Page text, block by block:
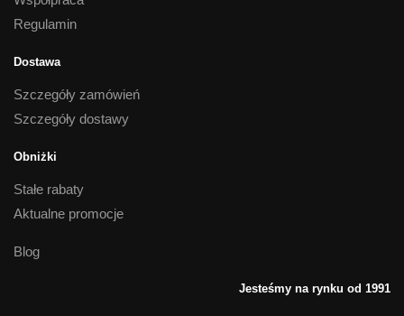
Regulamin
Dostawa
Szczegóły zamówień
Szczegóły dostawy
Obniżki
Stałe rabaty
Aktualne promocje
Blog
Jesteśmy na rynku od 1991